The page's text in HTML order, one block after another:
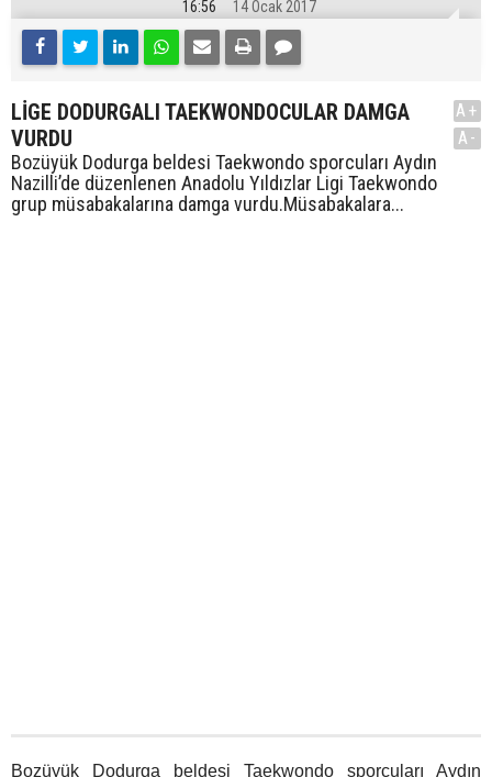
16:56 14 Ocak 2017
LİGE DODURGALI TAEKWONDOCULAR DAMGA
VURDU
Bozüyük Dodurga beldesi Taekwondo sporcuları Aydın
Nazilli’de düzenlenen Anadolu Yıldızlar Ligi Taekwondo
grup müsabakalarına damga vurdu.Müsabakalara...
A+
A-
Bozüyük Dodurga beldesi Taekwondo sporcuları Aydın